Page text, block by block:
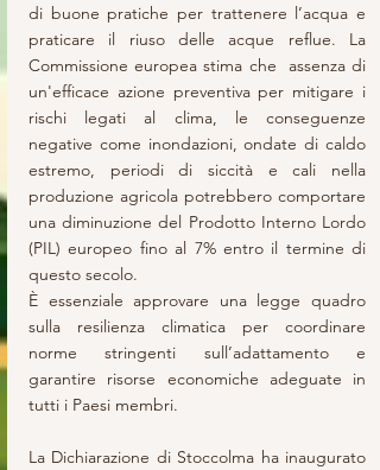
di buone pratiche per trattenere l’acqua e
praticare il riuso delle acque reflue. La
Commissione europea stima che  assenza di
un'efficace azione preventiva per mitigare i
rischi legati al clima, le conseguenze
negative come inondazioni, ondate di caldo
estremo, periodi di siccità e cali nella
produzione agricola potrebbero comportare
una diminuzione del Prodotto Interno Lordo
(PIL) europeo fino al 7% entro il termine di
questo secolo.
È essenziale approvare una legge quadro
sulla resilienza climatica per coordinare
norme stringenti sull’adattamento e
garantire risorse economiche adeguate in
tutti i Paesi membri.
La Dichiarazione di Stoccolma ha inaugurato